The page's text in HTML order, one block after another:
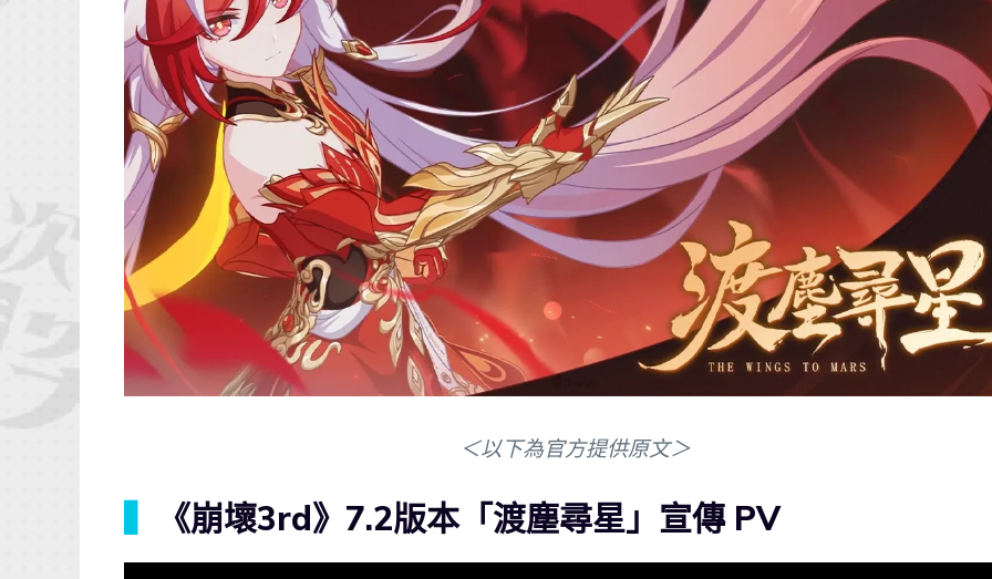
＜以下為官方提供原文＞
《崩壞3rd》7.2版本「渡塵尋星」宣傳 PV